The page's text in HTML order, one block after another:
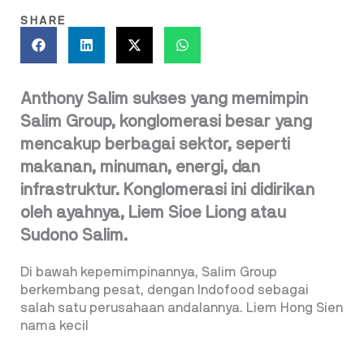
SHARE
Anthony Salim sukses yang memimpin
Salim Group, konglomerasi besar yang
mencakup berbagai sektor, seperti
makanan, minuman, energi, dan
infrastruktur. Konglomerasi ini didirikan
oleh ayahnya, Liem Sioe Liong atau
Sudono Salim.
Di bawah kepemimpinannya, Salim Group
berkembang pesat, dengan Indofood sebagai
salah satu perusahaan andalannya. Liem Hong Sien
nama kecil